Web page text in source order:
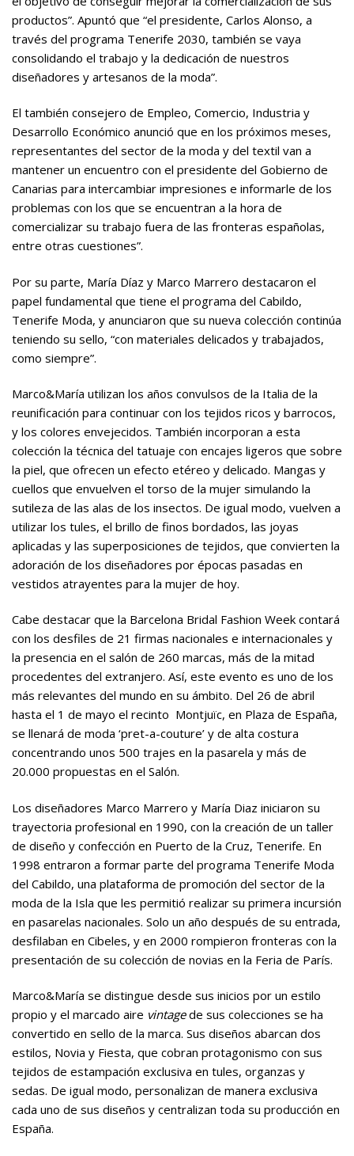
productos”. Apuntó que “el presidente, Carlos Alonso, a
través del programa Tenerife 2030, también se vaya
consolidando el trabajo y la dedicación de nuestros
diseñadores y artesanos de la moda”.
El también consejero de Empleo, Comercio, Industria y
Desarrollo Económico anunció que en los próximos meses,
representantes del sector de la moda y del textil van a
mantener un encuentro con el presidente del Gobierno de
Canarias para intercambiar impresiones e informarle de los
problemas con los que se encuentran a la hora de
comercializar su trabajo fuera de las fronteras españolas,
entre otras cuestiones”.
Por su parte, María Díaz y Marco Marrero destacaron el
papel fundamental que tiene el programa del Cabildo,
Tenerife Moda, y anunciaron que su nueva colección continúa
teniendo su sello, “con materiales delicados y trabajados,
como siempre”.
Marco&María utilizan los años convulsos de la Italia de la
reunificación para continuar con los tejidos ricos y barrocos,
y los colores envejecidos. También incorporan a esta
colección la técnica del tatuaje con encajes ligeros que sobre
la piel, que ofrecen un efecto etéreo y delicado. Mangas y
cuellos que envuelven el torso de la mujer simulando la
sutileza de las alas de los insectos. De igual modo, vuelven a
utilizar los tules, el brillo de finos bordados, las joyas
aplicadas y las superposiciones de tejidos, que convierten la
adoración de los diseñadores por épocas pasadas en
vestidos atrayentes para la mujer de hoy.
Cabe destacar que la Barcelona Bridal Fashion Week contará
con los desfiles de 21 firmas nacionales e internacionales y
la presencia en el salón de 260 marcas, más de la mitad
procedentes del extranjero. Así, este evento es uno de los
más relevantes del mundo en su ámbito. Del 26 de abril
hasta el 1 de mayo el recinto Montjuïc, en Plaza de España,
se llenará de moda ‘pret-a-couture’ y de alta costura
concentrando unos 500 trajes en la pasarela y más de
20.000 propuestas en el Salón.
Los diseñadores Marco Marrero y María Diaz iniciaron su
trayectoria profesional en 1990, con la creación de un taller
de diseño y confección en Puerto de la Cruz, Tenerife. En
1998 entraron a formar parte del programa Tenerife Moda
del Cabildo, una plataforma de promoción del sector de la
moda de la Isla que les permitió realizar su primera incursión
en pasarelas nacionales. Solo un año después de su entrada,
desfilaban en Cibeles, y en 2000 rompieron fronteras con la
presentación de su colección de novias en la Feria de París.
Marco&María se distingue desde sus inicios por un estilo
propio y el marcado aire vintagede sus colecciones se ha
convertido en sello de la marca. Sus diseños abarcan dos
estilos, Novia y Fiesta, que cobran protagonismo con sus
tejidos de estampación exclusiva en tules, organzas y
sedas. De igual modo, personalizan de manera exclusiva
cada uno de sus diseños y centralizan toda su producción en
España.